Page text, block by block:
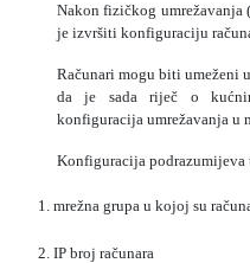
Nakon fizičkog umrežavanja
je izvršiti konfiguraciju
Računari mogu biti umeženi
da je sada riječ o
konfiguracija umrežavanja u
Konfiguracija podrazumijeva
1. mrežna grupa u kojoj su
2. IP broj računara